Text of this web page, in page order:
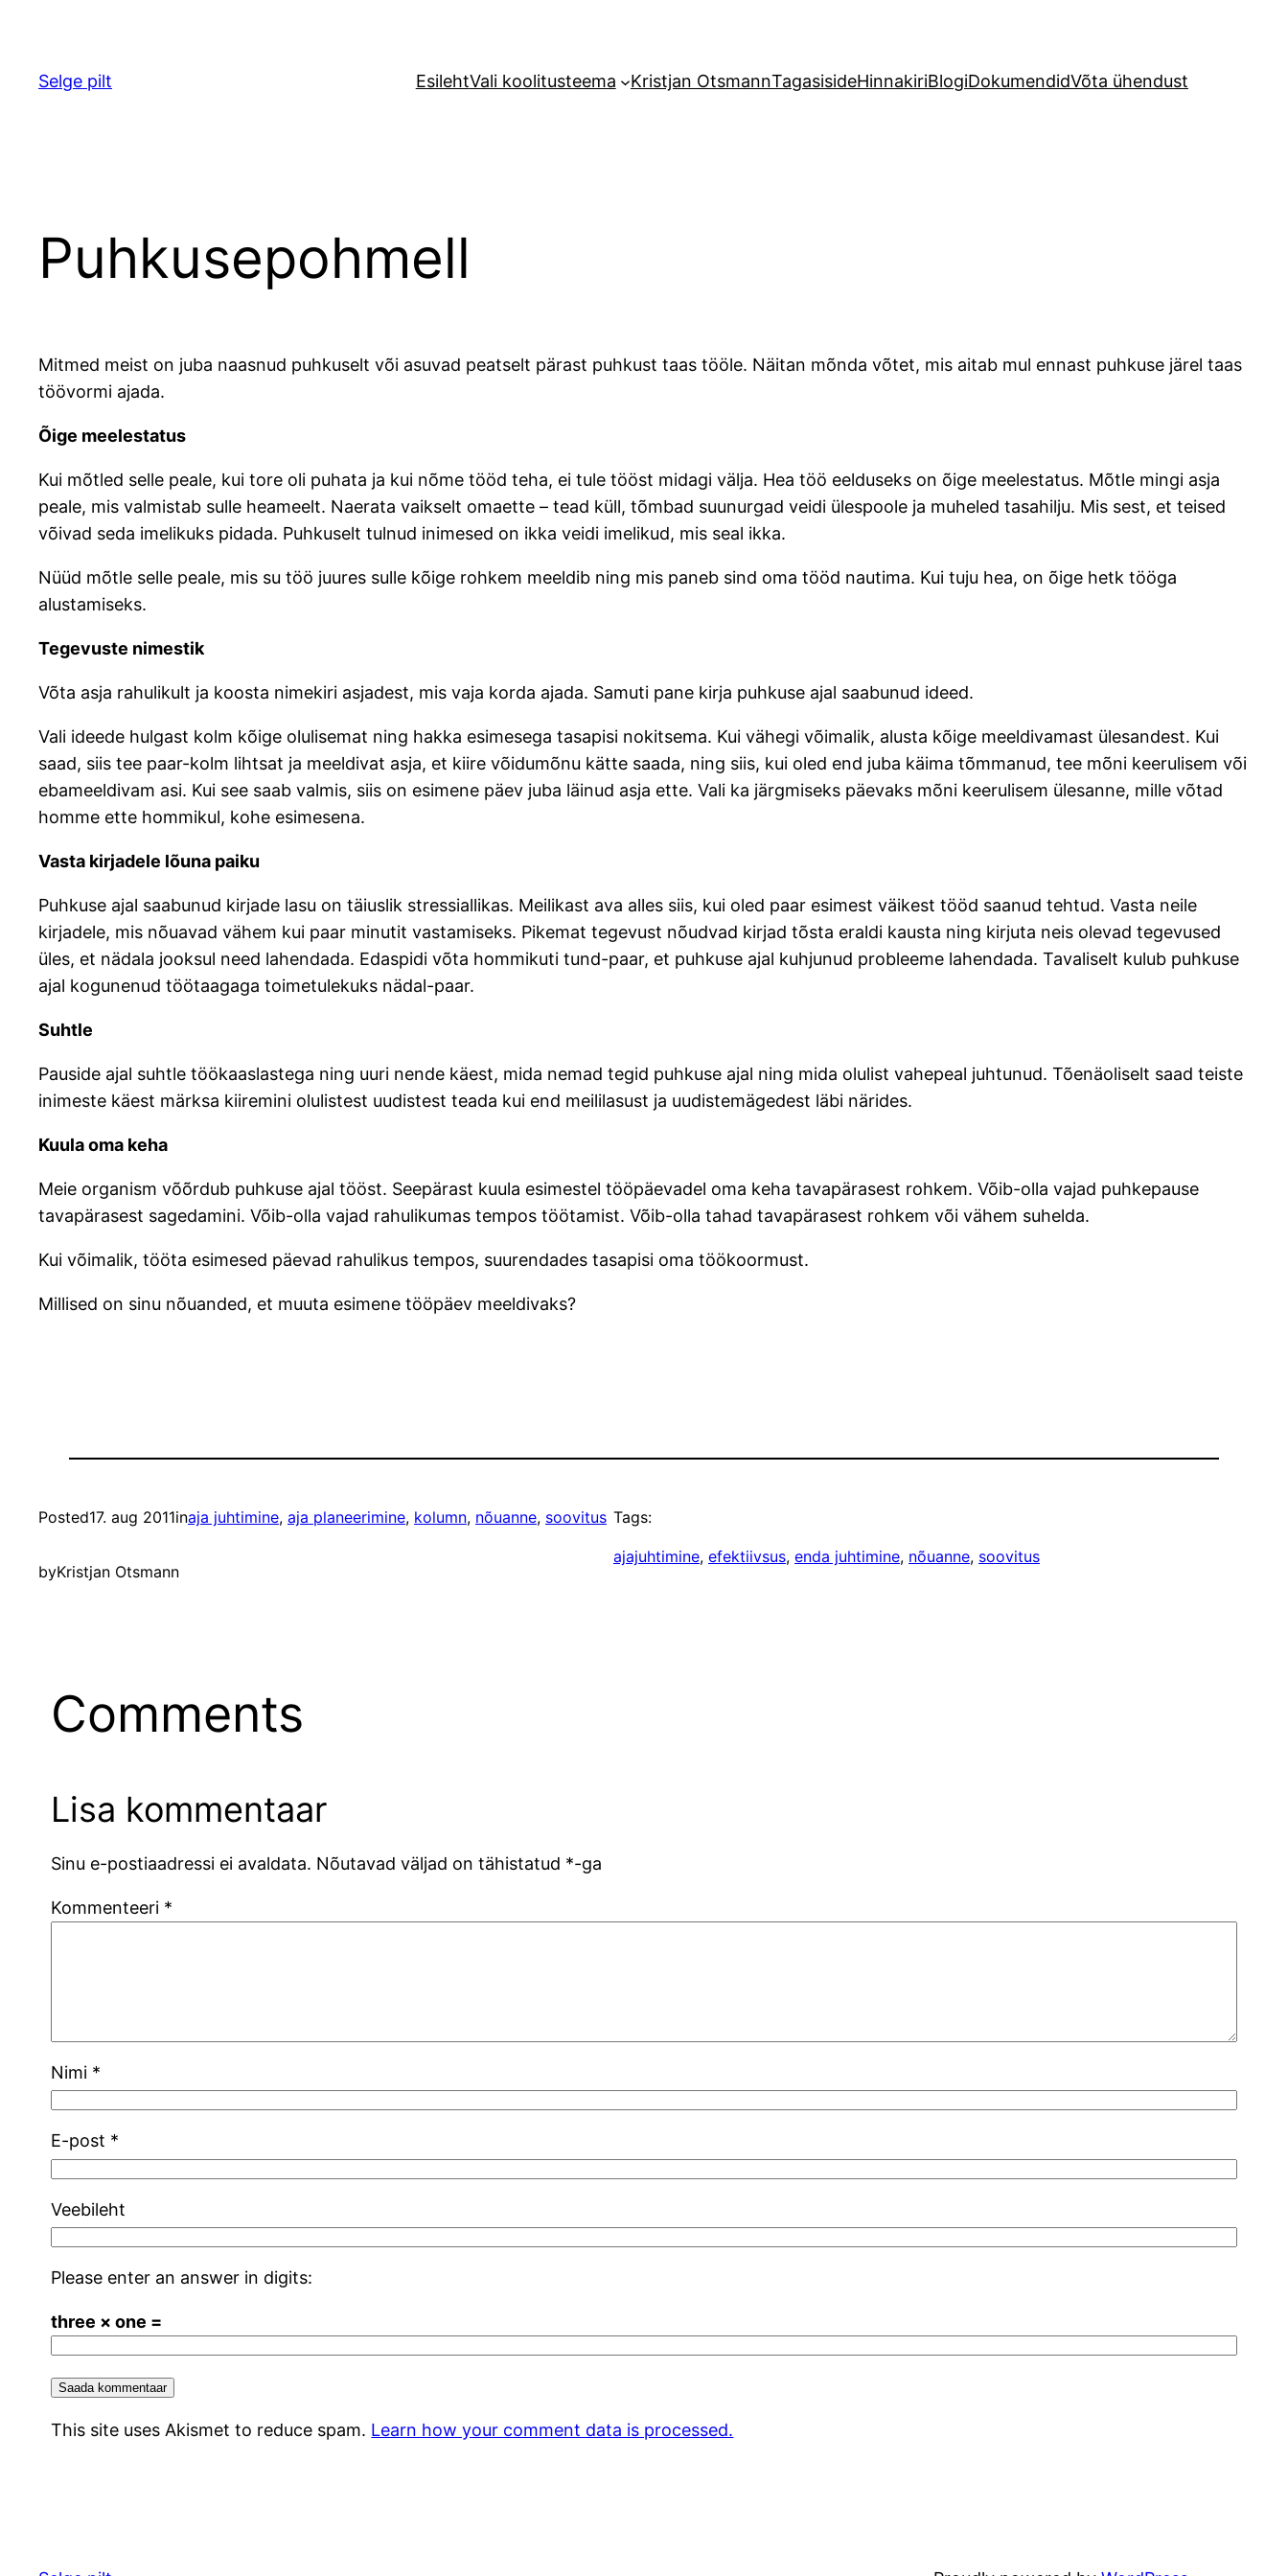
juurdeSelge pilt EsilehtVali koolitusteema Kristjan OtsmannTagasisideHinnakiriBlogiDokumendidVõta ühendust
Puhkusepohmell
Mitmed meist on juba naasnud puhkuselt või asuvad peatselt pärast puhkust taas tööle. Näitan mõnda võtet, mis aitab mul ennast puhkuse järel taas
töövormi ajada.
Õige meelestatus
Kui mõtled selle peale, kui tore oli puhata ja kui nõme tööd teha, ei tule tööst midagi välja. Hea töö eelduseks on õige meelestatus. Mõtle mingi asja
peale, mis valmistab sulle heameelt. Naerata vaikselt omaette – tead küll, tõmbad suunurgad veidi ülespoole ja muheled tasahilju. Mis sest, et teised
võivad seda imelikuks pidada. Puhkuselt tulnud inimesed on ikka veidi imelikud, mis seal ikka.
Nüüd mõtle selle peale, mis su töö juures sulle kõige rohkem meeldib ning mis paneb sind oma tööd nautima. Kui tuju hea, on õige hetk tööga
alustamiseks.
Tegevuste nimestik
Võta asja rahulikult ja koosta nimekiri asjadest, mis vaja korda ajada. Samuti pane kirja puhkuse ajal saabunud ideed.
Vali ideede hulgast kolm kõige olulisemat ning hakka esimesega tasapisi nokitsema. Kui vähegi võimalik, alusta kõige meeldivamast ülesandest. Kui
saad, siis tee paar-kolm lihtsat ja meeldivat asja, et kiire võidumõnu kätte saada, ning siis, kui oled end juba käima tõmmanud, tee mõni keerulisem või
ebameeldivam asi. Kui see saab valmis, siis on esimene päev juba läinud asja ette. Vali ka järgmiseks päevaks mõni keerulisem ülesanne, mille võtad
homme ette hommikul, kohe esimesena.
Vasta kirjadele lõuna paiku
Puhkuse ajal saabunud kirjade lasu on täiuslik stressiallikas. Meilikast ava alles siis, kui oled paar esimest väikest tööd saanud tehtud. Vasta neile
kirjadele, mis nõuavad vähem kui paar minutit vastamiseks. Pikemat tegevust nõudvad kirjad tõsta eraldi kausta ning kirjuta neis olevad tegevused
üles, et nädala jooksul need lahendada. Edaspidi võta hommikuti tund-paar, et puhkuse ajal kuhjunud probleeme lahendada. Tavaliselt kulub puhkuse
ajal kogunenud töötaagaga toimetulekuks nädal-paar.
Suhtle
Pauside ajal suhtle töökaaslastega ning uuri nende käest, mida nemad tegid puhkuse ajal ning mida olulist vahepeal juhtunud. Tõenäoliselt saad teiste
inimeste käest märksa kiiremini olulistest uudistest teada kui end meililasust ja uudistemägedest läbi närides.
Kuula oma keha
Meie organism võõrdub puhkuse ajal tööst. Seepärast kuula esimestel tööpäevadel oma keha tavapärasest rohkem. Võib-olla vajad puhkepause
tavapärasest sagedamini. Võib-olla vajad rahulikumas tempos töötamist. Võib-olla tahad tavapärasest rohkem või vähem suhelda.
Kui võimalik, tööta esimesed päevad rahulikus tempos, suurendades tasapisi oma töökoormust.
Millised on sinu nõuanded, et muuta esimene tööpäev meeldivaks?
Posted17. aug 2011inaja juhtimine, aja planeerimine, kolumn, nõuanne, soovitus
byKristjan Otsmann
Tags:
ajajuhtimine, efektiivsus, enda juhtimine, nõuanne, soovitus
Comments
Lisa kommentaar
Sinu e-postiaadressi ei avaldata. Nõutavad väljad on tähistatud *-ga
Kommenteeri *
Nimi *
E-post *
Veebileht
Please enter an answer in digits:
three × one =
This site uses Akismet to reduce spam. Learn how your comment data is processed.